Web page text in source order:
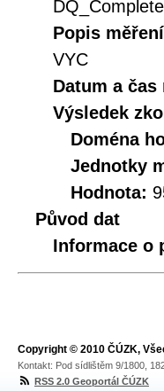
Popis
VYC
Datum a čas
Výsledek
Doména
Jednotky
Hodnota:
Původ dat
Informace o
Copyright © 2010 ČÚZK,
Kontakt: Pod sídlištěm 9/1800,
RSS 2.0 Geoportál ČÚZK